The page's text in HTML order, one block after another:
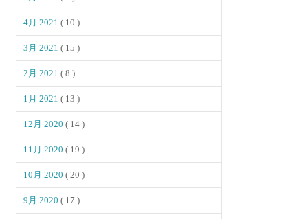
4月 2021( 10 )
3月 2021( 15 )
2月 2021( 8 )
1月 2021( 13 )
12月 2020( 14 )
11月 2020( 19 )
10月 2020( 20 )
9月 2020( 17 )